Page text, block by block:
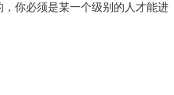
你必须是某一个级别的人才能进